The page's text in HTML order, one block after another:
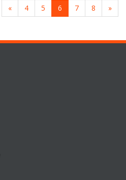
« 4 5 6 7 8 »